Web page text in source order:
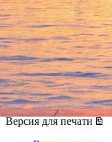
Праздник
день
Леннона
09 октября 2012,
Версия для печати